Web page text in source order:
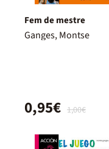
Fem de mestre
Ganges, Montse
1,00€
0,95€